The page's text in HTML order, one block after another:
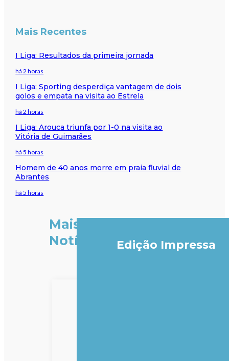
Mais Recentes
I Liga: Resultados da primeira jornada
há 2 horas
I Liga: Sporting desperdiça vantagem de dois
golos e empata na visita ao Estrela
há 2 horas
I Liga: Arouca triunfa por 1-0 na visita ao
Vitória de Guimarães
há 5 horas
Homem de 40 anos morre em praia fluvial de
Abrantes
há 5 horas
Mais
Notícias
Edição Impressa